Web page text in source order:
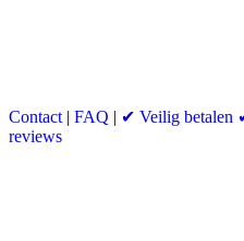
Contact | FAQ | ✔ Veilig betalen
reviews